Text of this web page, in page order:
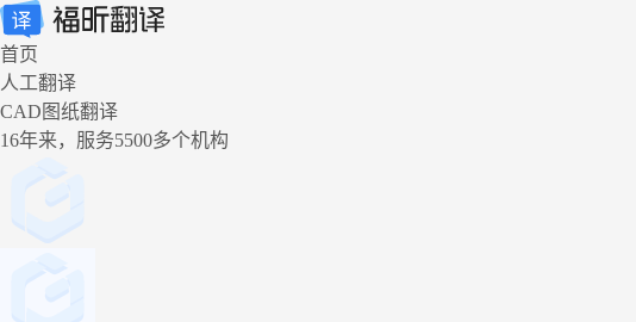
首页
人工翻译
CAD图纸翻译
16年来，服务5500多个机构